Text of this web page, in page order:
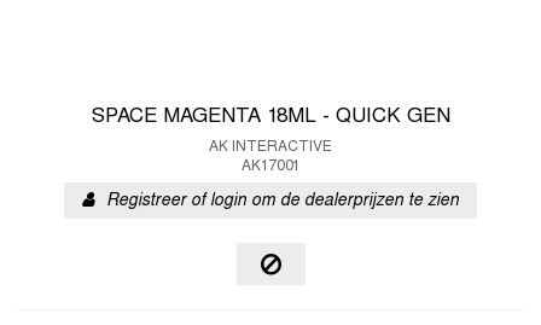
SPACE MAGENTA 18ML - QUICK GEN
AK INTERACTIVE
AK17001
Registreer of login om de dealerprijzen te zien